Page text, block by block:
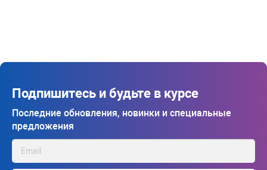
Подпишитесь и будьте в курсе
Последние обновления, новинки и специальные
предложения